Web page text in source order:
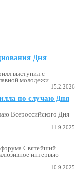
Дня
выступил с
молодежи
15.2.2026
по случаю Дня
Всероссийского Дня
11.9.2025
форума Святейший
интервью
10.9.2025